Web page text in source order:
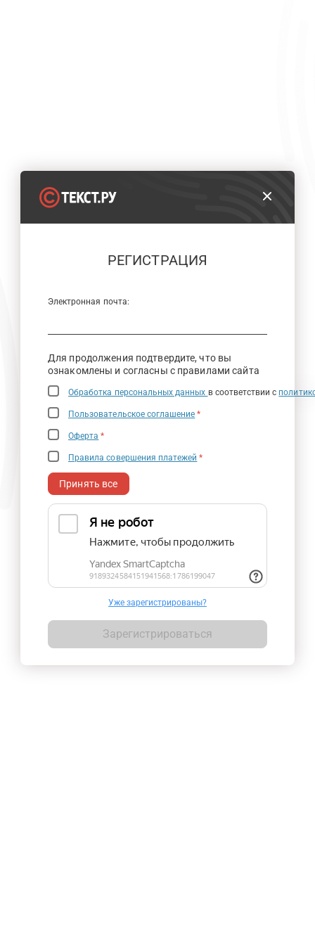
РЕГИСТРАЦИЯ
Электронная почта:
Для продолжения подтвердите, что вы
ознакомлены и согласны с правилами сайта
Обработка персональных данных в соответствии с
Пользовательское соглашение *
Оферта *
Правила совершения платежей *
Принять все
Уже зарегистрированы?
Зарегистрироваться